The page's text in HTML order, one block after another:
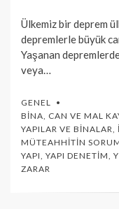
Ülkemiz bir deprem
depremlerle büyük
Yaşanan
veya…
GENEL
BINA, CAN VE MAL
YAPILAR VE BINALAR,
MÜTEAHHITIN
YAPI, YAPI DENETIM,
ZARAR